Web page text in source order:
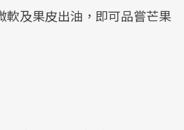
軟及果皮出油，即可品嘗芒果